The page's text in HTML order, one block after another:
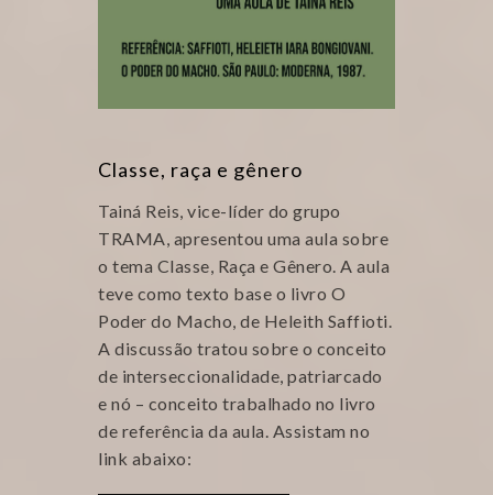
Classe, raça e gênero
Tainá Reis, vice-líder do grupo
TRAMA, apresentou uma aula sobre
o tema Classe, Raça e Gênero. A aula
teve como texto base o livro O
Poder do Macho, de Heleith Saffioti.
A discussão tratou sobre o conceito
de interseccionalidade, patriarcado
e nó – conceito trabalhado no livro
de referência da aula. Assistam no
link abaixo: